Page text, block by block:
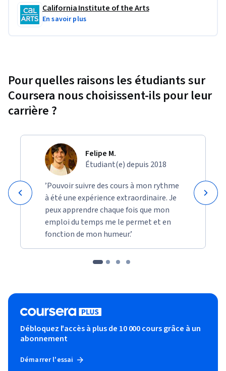
California Institute of the Arts
En savoir plus
Pour quelles raisons les étudiants sur
Coursera nous choisissent-ils pour leur
carrière ?
Felipe M.
Étudiant(e) depuis 2018
’Pouvoir suivre des cours à mon rythme
à été une expérience extraordinaire. Je
peux apprendre chaque fois que mon
emploi du temps me le permet et en
fonction de mon humeur.’
Débloquez l'accès à plus de 10 000 cours grâce à un
abonnement
Démarrer l'essai